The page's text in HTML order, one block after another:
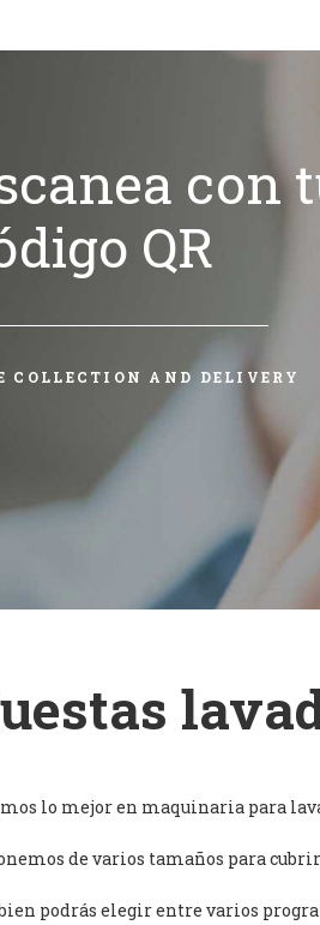
con
QR
COLLECTION AND DELIVERY
lo mejor en maquinaria para
de varios tamaños para
podrás elegir entre varios